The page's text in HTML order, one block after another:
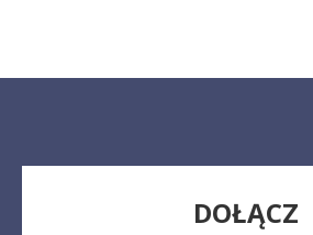
DOŁĄCZ